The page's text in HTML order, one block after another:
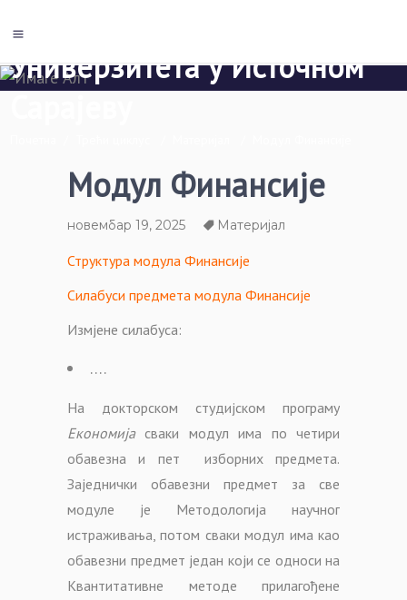
Економски факултет Пале
Универзитета у Источном
Модул Финансије
новембар 19, 2025 Материјал
Структура модула Финансије
Силабуси предмета модула Финансије
Измјене силабуса:
….
На докторском студијском програму
Економијасваки модул има по четири
обавезна и пет изборних предмета.
Заједнички обавезни предмет за све
модуле је Методологија научног
истраживања, потом сваки модул има као
обавезни предмет један који се односи на
Квантитативне методе прилагођене